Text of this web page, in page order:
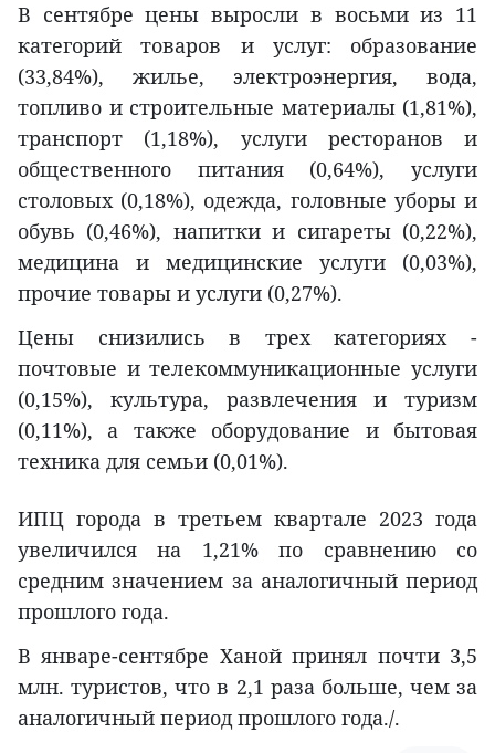
В сентябре цены выросли в восьми из 11
категорий товаров и услуг: образование
(33,84%), жилье, электроэнергия, вода,
топливо и строительные материалы (1,81%),
транспорт (1,18%), услуги ресторанов и
общественного питания (0,64%), услуги
столовых (0,18%), одежда, головные уборы и
обувь (0,46%), напитки и сигареты (0,22%),
медицина и медицинские услуги (0,03%),
прочие товары и услуги (0,27%).
Цены снизились в трех категориях -
почтовые и телекоммуникационные услуги
(0,15%), культура, развлечения и туризм
(0,11%), а также оборудование и бытовая
техника для семьи (0,01%).
ИПЦ города в третьем квартале 2023 года
увеличился на 1,21% по сравнению со
средним значением за аналогичный период
прошлого года.
В январе-сентябре Ханой принял почти 3,5
млн. туристов, что в 2,1 раза больше, чем за
аналогичный период прошлого года./.